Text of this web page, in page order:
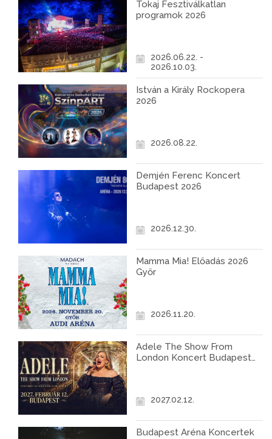
Tokaj Fesztiválkatlan
programok 2026
2026.06.22. -
2026.10.03.
István a Király Rockopera
2026
2026.08.22.
Demjén Ferenc Koncert
Budapest 2026
2026.12.30.
Mamma Mia! Előadás 2026
Győr
2026.11.20.
Adele The Show From
London Koncert Budapest
2027.02.12.
Budapest Aréna Koncertek